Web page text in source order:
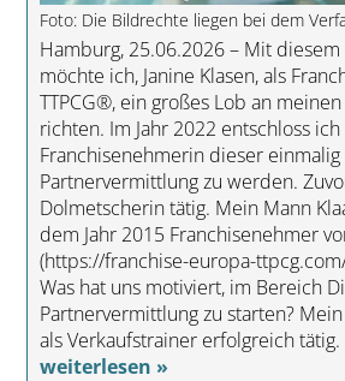
Foto: Die Bildrechte liegen bei dem
Hamburg, 25.06.2026 – Mit
möchte ich, Janine Klasen, als
TTPCG®, ein großes Lob an
richten. Im Jahr 2022 entschloss
Franchisenehmerin dieser
Partnervermittlung zu werden.
Dolmetscherin tätig. Mein Mann
dem Jahr 2015 Franchisenehmer
(https://franchise-europa-
Was hat uns motiviert, im Bereich
Partnervermittlung zu starten?
als Verkaufstrainer erfolgreich
weiterlesen »